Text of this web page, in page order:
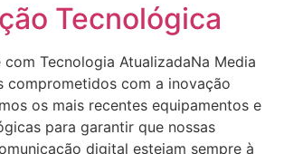
Tecnológica
com Tecnologia AtualizadaNa Media
comprometidos com a inovação
os mais recentes equipamentos e
para garantir que nossas
digital estejam sempre à